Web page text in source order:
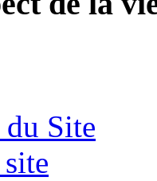
du Site